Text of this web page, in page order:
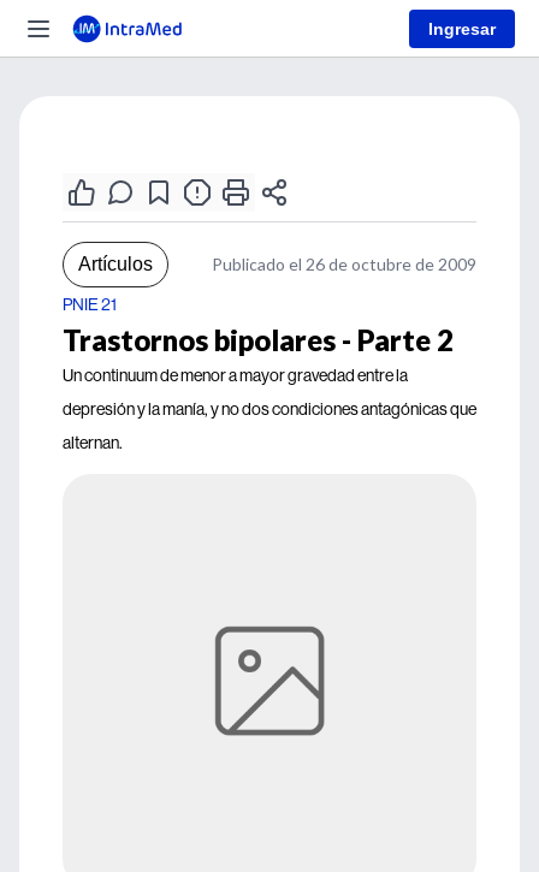
Ingresar
Artículos Publicado el 26 de octubre de 2009
PNIE 21
Trastornos bipolares - Parte 2
Un continuum de menor a mayor gravedad entre la
depresión y la manía, y no dos condiciones antagónicas que
alternan.